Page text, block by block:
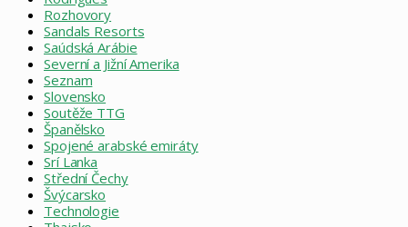
Rozhovory
Sandals Resorts
Saúdská Arábie
Severní a Jižní Amerika
Seznam
Slovensko
Soutěže TTG
Španělsko
Spojené arabské emiráty
Srí Lanka
Střední Čechy
Švýcarsko
Technologie